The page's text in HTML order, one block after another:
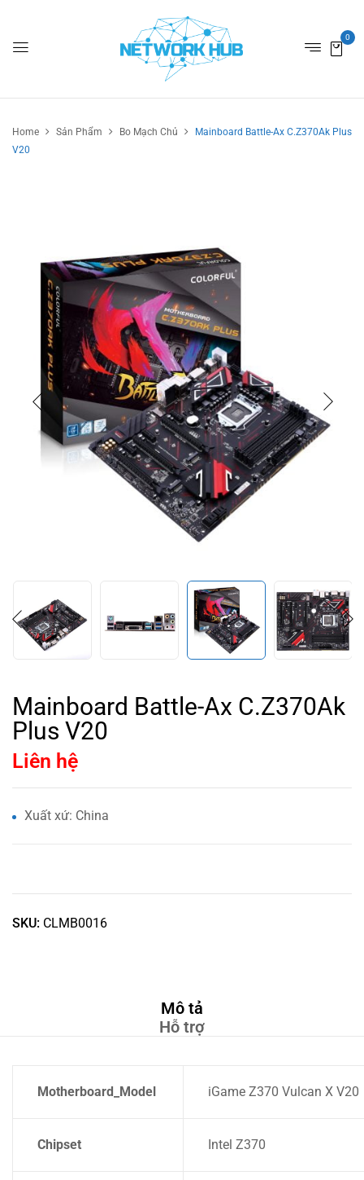
0
Home Sản Phẩm Bo Mạch Chủ
Mainboard Battle-Ax C.Z370Ak Plus
V20
Mainboard Battle-Ax C.Z370Ak
Plus V20
Liên hệ
Xuất xứ: China
SKU: CLMB0016
Mô tả
Hỗ trợ
Motherboard_Model iGame Z370 Vulcan X V20
Chipset Intel Z370